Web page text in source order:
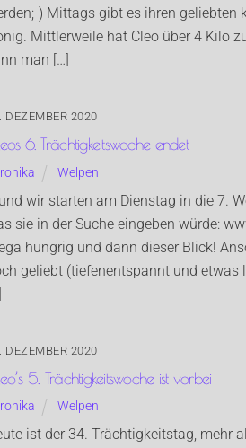
) Mittags gibt es ihren
Mittlerweile hat Cleo über 4 Kilo
man […]
DEZEMBER 2020
6. Trächtigkeitswoche endet
Welpen
wir starten am Dienstag in die 7.
sie in der Suche eingeben würde:
hungrig und dann dieser Blick!
geliebt (tiefenentspannt und etwas
DEZEMBER 2020
5. Trächtigkeitswoche ist vorbei
Welpen
ist der 34. Trächtigkeitstag, mehr